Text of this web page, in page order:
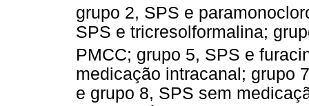
grupo 2, SPS e
SPS e tricresolformalina;
PMCC; grupo 5, SPS e
medicação intracanal; grupo
e grupo 8, SPS sem